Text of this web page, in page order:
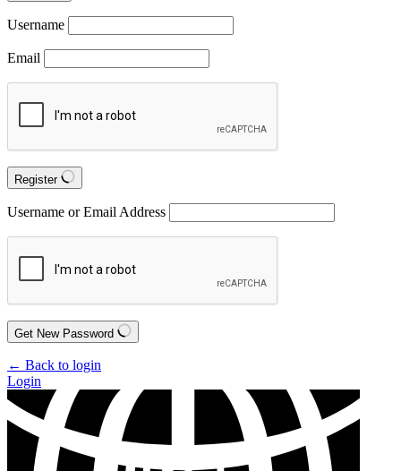
Username
Email
Register
Username or Email Address
Get New Password
← Back to login
Login